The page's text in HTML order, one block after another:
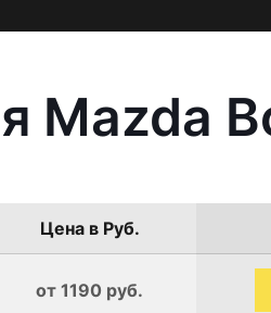
Mazda
Цена в Руб.
от 1190 руб.